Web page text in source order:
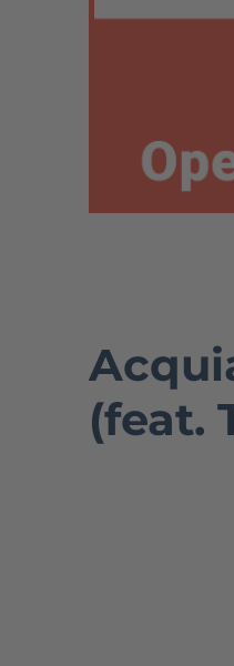
(feat.